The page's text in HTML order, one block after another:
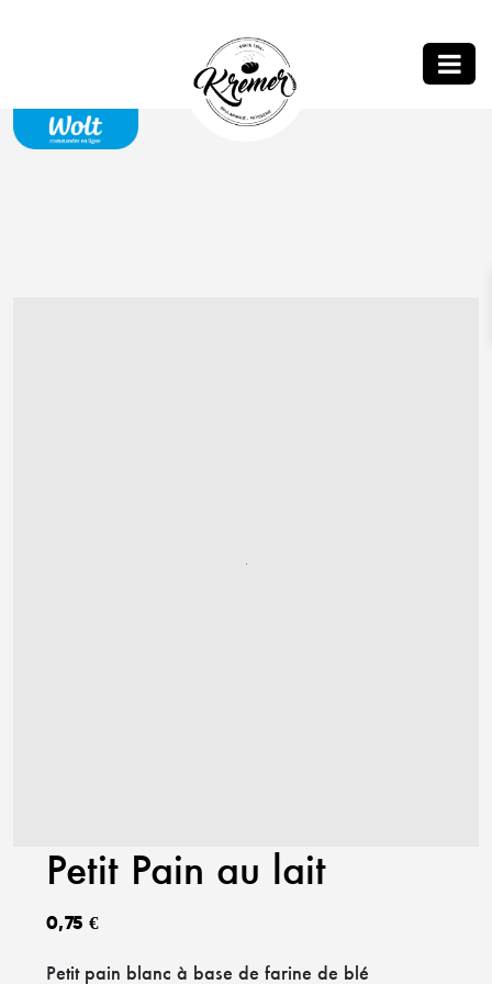
Petit Pain au lait
0,75 €
Petit pain blanc à base de farine de blé